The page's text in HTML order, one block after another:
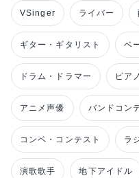
VSinger ライバー
ギター・ギタリスト ベ
ドラム・ドラマー ピア
アニメ声優 バンドコン
コンペ・コンテスト ラ
演歌歌手 地下アイドル